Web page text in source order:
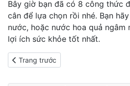
Bây giờ bạn đã có 8 công thức
cân để lựa chọn rồi nhé. Bạn
nước, hoặc nước hoa quả
lợi ích sức khỏe tốt nhất.
Previous article: Cẩn thận với
Trang trước